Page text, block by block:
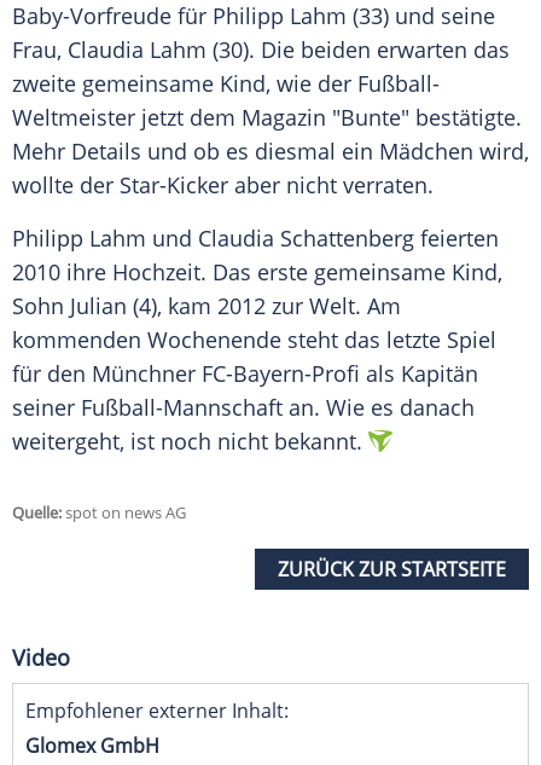
Baby-Vorfreude für Philipp Lahm (33) und seine
Frau, Claudia Lahm (30). Die beiden erwarten das
zweite gemeinsame Kind, wie der Fußball-
Weltmeister jetzt dem Magazin "Bunte" bestätigte.
Mehr Details und ob es diesmal ein Mädchen wird,
wollte der Star-Kicker aber nicht verraten.
Philipp Lahm und Claudia Schattenberg feierten
2010 ihre Hochzeit. Das erste gemeinsame Kind,
Sohn Julian (4), kam 2012 zur Welt. Am
kommenden Wochenende steht das letzte Spiel
für den Münchner FC-Bayern-Profi als Kapitän
seiner Fußball-Mannschaft an. Wie es danach
weitergeht, ist noch nicht bekannt.
Quelle:spot on news AG
ZURÜCK ZUR STARTSEITE
Video
Empfohlener externer Inhalt:
Glomex GmbH